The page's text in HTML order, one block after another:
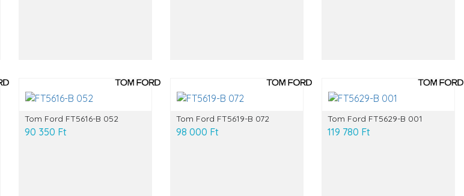
Tom Ford FT5616-B 052
90 350 Ft
Tom Ford FT5619-B 072
98 000 Ft
Tom Ford FT5629-B 001
119 780 Ft